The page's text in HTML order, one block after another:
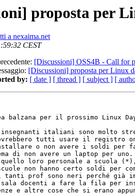
proposta per
a nexaima.net
CEST
[Discussioni] OSS4B - Call for
[Discussioni] proposta per Linux
by: [ date ] [ thread ] [ subject ] [
balzana per il prossimo Linux
italiani sono molto
tutti usare il registro
o non avere i soldi per
di non avere un laptop per uno.
quello loro personale a scuola
non hanno certo soldi per
tanti prof sono neri perché già
sala docenti a fare la fila per
e altre cose che si erano